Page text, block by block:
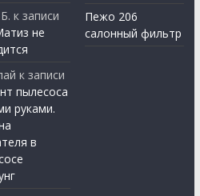
к записи
не
к записи
пылесоса
руками.
в
Пежо 206
салонный фильтр